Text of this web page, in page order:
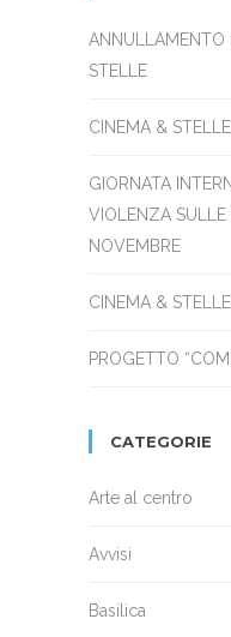
ANNULLAMENTO
STELLE
CINEMA &
GIORNATA
VIOLENZA SULLE
NOVEMBRE
CINEMA &
PROGETTO
CATEGORIE
Arte al centro
Avvisi
Basilica